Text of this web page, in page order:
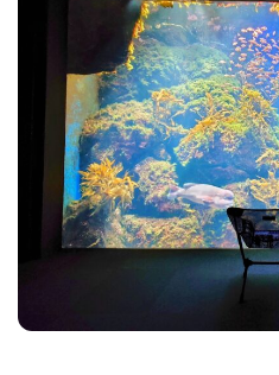
「チェア活！」のイベント情報！